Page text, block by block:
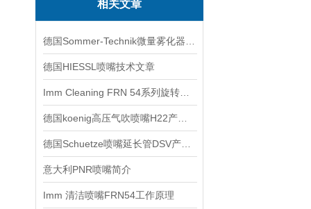
相关文章
德国HIESSL喷嘴技术文章
意大利PNR喷嘴简介
Imm 清洁喷嘴FRN54工作原理